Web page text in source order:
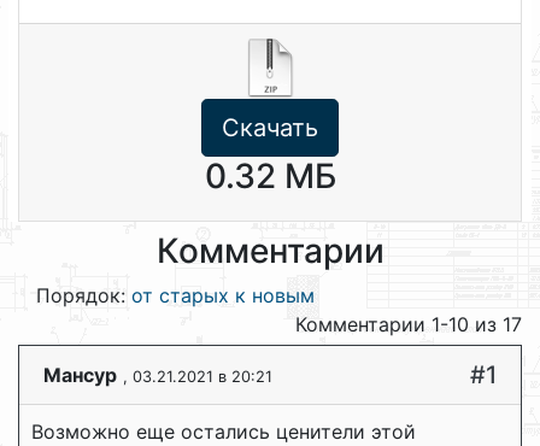
Скачать
0.32 МБ
Комментарии
Порядок: от старых к новым
Комментарии 1-10 из 17
Мансур , 03.21.2021 в 20:21 #1
Возможно еще остались ценители этой